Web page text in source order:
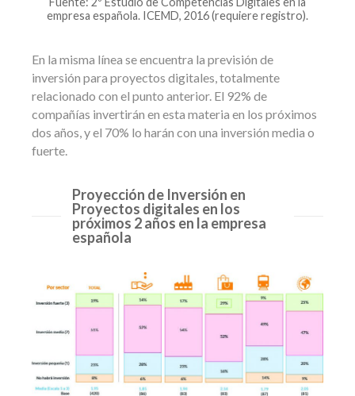
empresa española. ICEMD, 2016 (requiere registro).
En la misma línea se encuentra la previsión de
inversión para proyectos digitales, totalmente
relacionado con el punto anterior. El 92% de
compañías invertirán en esta materia en los próximos
dos años, y el 70% lo harán con una inversión media o
fuerte.
Proyección de Inversión en
Proyectos digitales en los
próximos 2 años en la empresa
española